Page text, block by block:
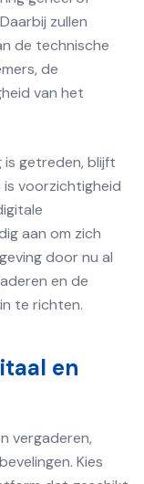
zullen
de technische
de
van het
is getreden, blijft
is voorzichtigheid
aan om zich
door nu al
en de
te richten.
en
vergaderen,
Kies